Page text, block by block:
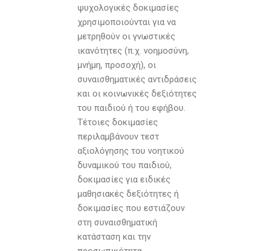
ψυχολογικές δοκιμασίες
χρησιμοποιούνται για να
μετρηθούν οι γνωστικές
ικανότητες (π.χ. νοημοσύνη,
μνήμη, προσοχή), οι
συναισθηματικές αντιδράσεις
και οι κοινωνικές δεξιότητες
του παιδιού ή του εφήβου.
Τέτοιες δοκιμασίες
περιλαμβάνουν τεστ
αξιολόγησης του νοητικού
δυναμικού του παιδιού,
δοκιμασίες για ειδικές
μαθησιακές δεξιότητες ή
δοκιμασίες που εστιάζουν
στη συναισθηματική
κατάσταση και την